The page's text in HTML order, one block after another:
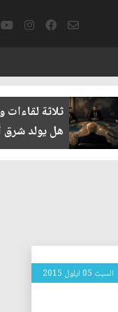
ثلاثة
هل يولد
السبت 05 ايلول 2015